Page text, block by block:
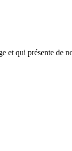
et qui présente de